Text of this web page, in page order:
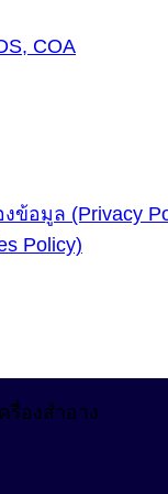
COA
ข้อมูล (Privacy
Policy)
รื่องสำอาง